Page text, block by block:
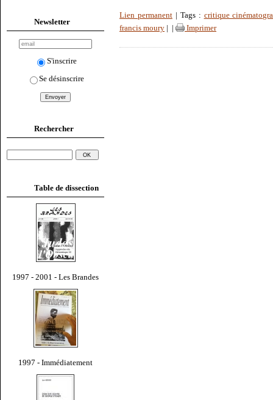
Newsletter
S'inscrire
Se désinscrire
Rechercher
Table de dissection
1997 - 2001 - Les Brandes
1997 - Immédiatement
Lien permanent| Tags : critique
francis moury
Imprimer